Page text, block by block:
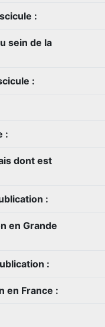
:
sein de la
:
:
dont est
:
en Grande
:
en France :